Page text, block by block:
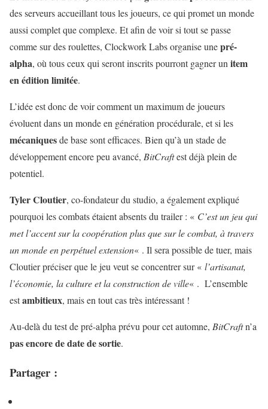
des serveurs accueillant tous les joueurs, ce qui promet un monde
aussi complet que complexe. Et afin de voir si tout se passe
comme sur des roulettes, Clockwork Labs organise unepré-
alpha, où tous ceux qui seront inscrits pourront gagner un item
en édition limitée.
L’idée est donc de voir comment un maximum de joueurs
évoluent dans un monde en génération procédurale, et si les
mécaniquesde base sont efficaces. Bien qu’à un stade de
développement encore peu avancé, BitCraftest déjà plein de
potentiel.
Tyler Cloutier, co-fondateur du studio, a également expliqué
pourquoi les combats étaient absents du trailer : « C’est un jeu qui
met l’accent sur la coopération plus que sur le combat, à travers
un monde en perpétuel extension« . Il sera possible de tuer, mais
Cloutier préciser que le jeu veut se concentrer sur « l’artisanat,
l’économie, la culture et la construction de ville« . L’ensemble
estambitieux, mais en tout cas très intéressant !
Au-delà du test de pré-alpha prévu pour cet automne, BitCraftn’a
pas encore de date de sortie.
Partager :